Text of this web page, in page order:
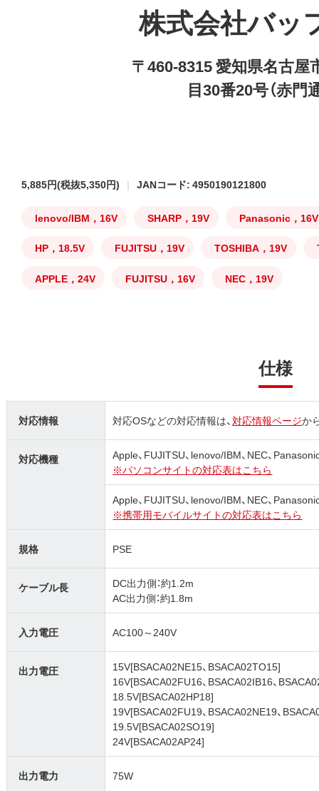
株式会社バッ
〒460-8315 愛知県名古屋
目30番20号（赤門
5,885円(税抜5,350円) JANコード: 4950190121800
lenovo/IBM，16V SHARP，19V Panasonic，16V
HP，18.5V FUJITSU，19V TOSHIBA，19V
APPLE，24V FUJITSU，16V NEC，19V
仕様
対応情報 対応OSなどの対応情報は、対応情報ページか
対応機種
Apple、FUJITSU、lenovo/IBM、NEC、
※パソコンサイトの対応表はこちら
Apple、FUJITSU、lenovo/IBM、NEC、
※携帯用モバイルサイトの対応表はこちら
規格 PSE
ケーブル長
DC出力側：約1.2m
AC出力側：約1.8m
入力電圧 AC100～240V
出力電圧
15V[BSACA02NE15、BSACA02TO15]
16V[BSACA02FU16、BSACA02IB16、
18.5V[BSACA02HP18]
19V[BSACA02FU19、BSACA02NE19、
19.5V[BSACA02SO19]
24V[BSACA02AP24]
出力電力 75W